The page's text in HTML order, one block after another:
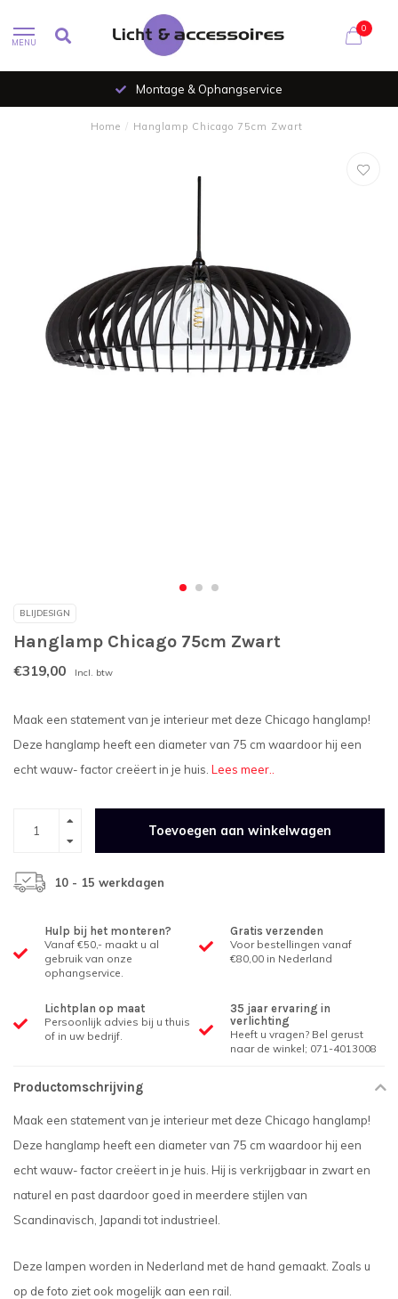
MENU
0
Montage & Ophangservice
Home / Hanglamp Chicago 75cm Zwart
BLIJDESIGN
Hanglamp Chicago 75cm Zwart
€319,00 Incl. btw
Maak een statement van je interieur met deze Chicago hanglamp!
Deze hanglamp heeft een diameter van 75 cm waardoor hij een
echt wauw- factor creëert in je huis. Lees meer..
Toevoegen aan winkelwagen
10 - 15 werkdagen
Hulp bij het monteren?
Vanaf €50,- maakt u al
gebruik van onze
ophangservice.
Gratis verzenden
Voor bestellingen vanaf
€80,00 in Nederland
Lichtplan op maat
Persoonlijk advies bij u thuis
of in uw bedrijf.
35 jaar ervaring in
verlichting
Heeft u vragen? Bel gerust
naar de winkel; 071-4013008
Productomschrijving
Maak een statement van je interieur met deze Chicago hanglamp!
Deze hanglamp heeft een diameter van 75 cm waardoor hij een
echt wauw- factor creëert in je huis. Hij is verkrijgbaar in zwart en
naturel en past daardoor goed in meerdere stijlen van
Scandinavisch, Japandi tot industrieel.
Deze lampen worden in Nederland met de hand gemaakt. Zoals u
op de foto ziet ook mogelijk aan een rail.